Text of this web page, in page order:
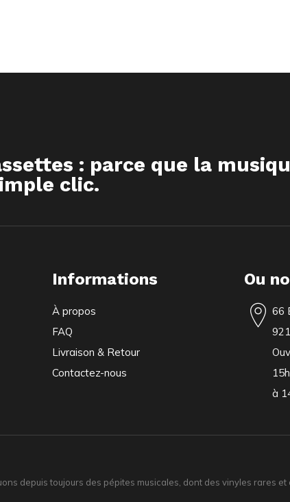
: parce que la
clic.
Informations
À propos
FAQ
Livraison & Retour
Contactez-nous
Ou
66
à
depuis toujours des pépites musicales, dont des vinyles rares et